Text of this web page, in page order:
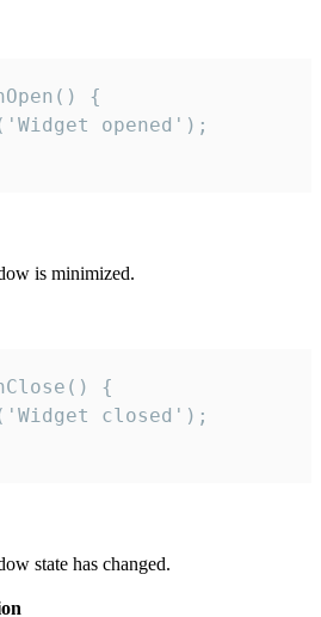
{
opened');
is minimized.
{
closed');
state has changed.